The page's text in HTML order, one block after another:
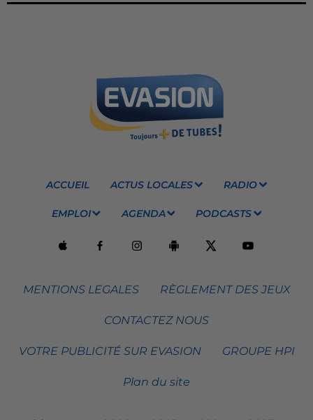
ACCUEIL ACTUS LOCALES RADIO
EMPLOI AGENDA PODCASTS
MENTIONS LEGALES RÈGLEMENT DES JEUX
CONTACTEZ NOUS
VOTRE PUBLICITÉ SUR EVASION GROUPE HPI
Plan du site